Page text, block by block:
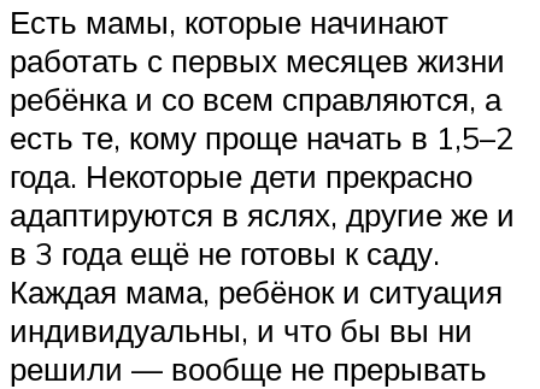
Есть мамы, которые начинают
работать с первых месяцев жизни
ребёнка и со всем справляются, а
есть те, кому проще начать в 1,5–2
года. Некоторые дети прекрасно
адаптируются в яслях, другие же и
в 3 года ещё не готовы к саду.
Каждая мама, ребёнок и ситуация
индивидуальны, и что бы вы ни
решили — вообще не прерывать